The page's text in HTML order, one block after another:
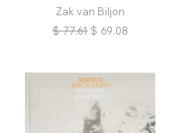
Zak van Biljon
$ 77.61 $ 69.08